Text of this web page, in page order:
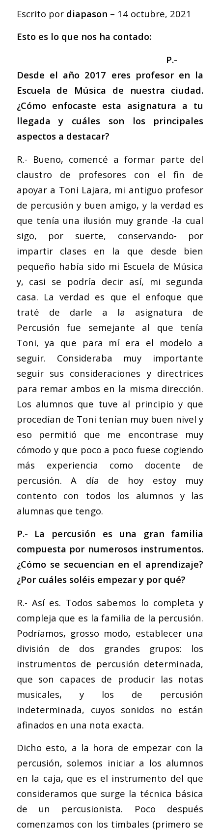
Escrito por diapason – 14 octubre, 2021
Esto es lo que nos ha contado:
P.-
Desde el año 2017 eres profesor en la
Escuela de Música de nuestra ciudad.
¿Cómo enfocaste esta asignatura a tu
llegada y cuáles son los principales
aspectos a destacar?
R.- Bueno, comencé a formar parte del
claustro de profesores con el fin de
apoyar a Toni Lajara, mi antiguo profesor
de percusión y buen amigo, y la verdad es
que tenía una ilusión muy grande -la cual
sigo, por suerte, conservando- por
impartir clases en la que desde bien
pequeño había sido mi Escuela de Música
y, casi se podría decir así, mi segunda
casa. La verdad es que el enfoque que
traté de darle a la asignatura de
Percusión fue semejante al que tenía
Toni, ya que para mí era el modelo a
seguir. Consideraba muy importante
seguir sus consideraciones y directrices
para remar ambos en la misma dirección.
Los alumnos que tuve al principio y que
procedían de Toni tenían muy buen nivel y
eso permitió que me encontrase muy
cómodo y que poco a poco fuese cogiendo
más experiencia como docente de
percusión. A día de hoy estoy muy
contento con todos los alumnos y las
alumnas que tengo.
P.- La percusión es una gran familia
compuesta por numerosos instrumentos.
¿Cómo se secuencian en el aprendizaje?
¿Por cuáles soléis empezar y por qué?
R.- Así es. Todos sabemos lo completa y
compleja que es la familia de la percusión.
Podríamos, grosso modo, establecer una
división de dos grandes grupos: los
instrumentos de percusión determinada,
que son capaces de producir las notas
musicales, y los de percusión
indeterminada, cuyos sonidos no están
afinados en una nota exacta.
Dicho esto, a la hora de empezar con la
percusión, solemos iniciar a los alumnos
en la caja, que es el instrumento del que
consideramos que surge la técnica básica
de un percusionista. Poco después
comenzamos con los timbales (primero se